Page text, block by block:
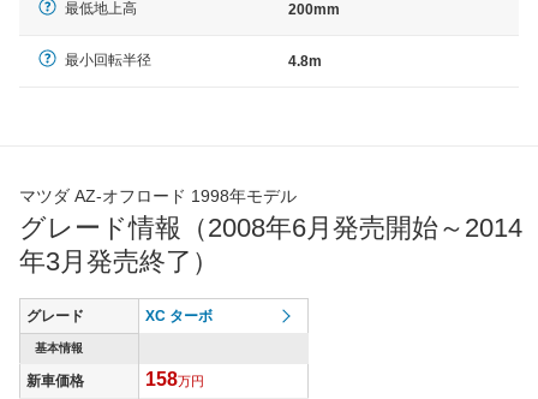
最低地上高 200mm
最小回転半径 4.8m
マツダ AZ-オフロード 1998年モデル
グレード情報（2008年6月発売開始～2014
年3月発売終了）
グレード XC ターボ
基本情報
新車価格 158万円